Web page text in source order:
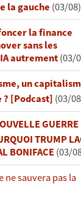
la gauche (03/08)
la finance
sans les
autrement(03/
un
? [Podcast] (03/
GUERRE
TRUMP
BONIFACE(03/
sauvera pas la